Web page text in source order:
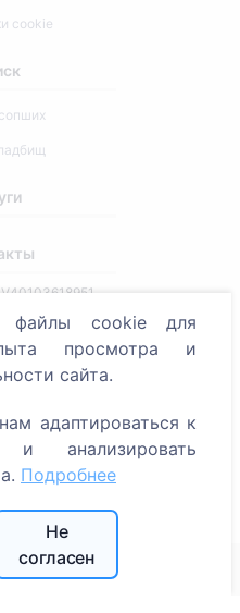
cookie
стране!
права защищены
и условия.
файлы cookie для
просмотра и
сайта.
адаптироваться к
и анализировать
Подробнее
Не
согласен